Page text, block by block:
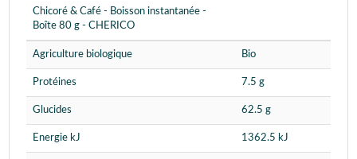
Chicoré & Café - Boisson instantanée -
Boîte 80 g - CHERICO
Agriculture biologique Bio
Protéines 7.5 g
Glucides 62.5 g
Energie kJ 1362.5 kJ